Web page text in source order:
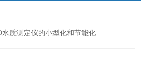
水质测定仪的小型化和节能化